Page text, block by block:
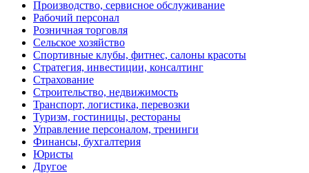
Производство, сервисное обслуживание
Рабочий персонал
Розничная торговля
Сельское хозяйство
Спортивные клубы, фитнес, салоны красоты
Стратегия, инвестиции, консалтинг
Страхование
Строительство, недвижимость
Транспорт, логистика, перевозки
Туризм, гостиницы, рестораны
Управление персоналом, тренинги
Финансы, бухгалтерия
Юристы
Другое